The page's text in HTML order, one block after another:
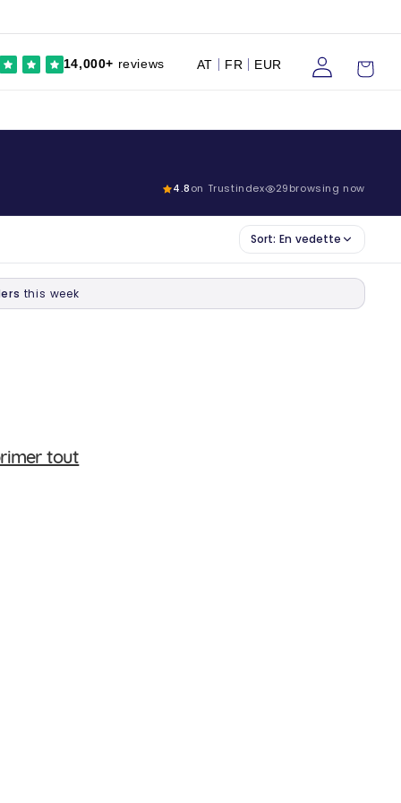
14,000+ reviews AT FR EUR
connecter
Chariot
4.8on Trustindex 29browsing now
Sort: En vedette
this week
tout